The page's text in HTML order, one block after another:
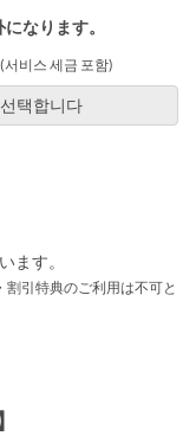
なります。
(서비스 세금 포함)
선택합니다
ます。
引特典のご利用は不可と